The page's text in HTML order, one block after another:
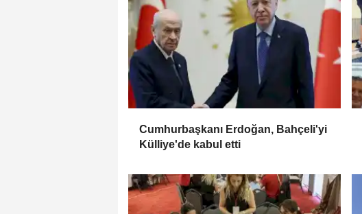
Cumhurbaşkanı Erdoğan, Bahçeli'yi
Külliye'de kabul etti